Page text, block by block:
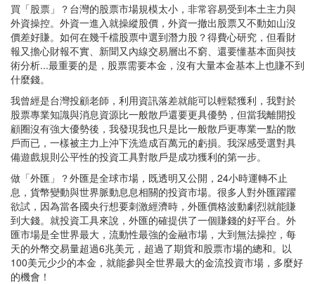
買「股票」？台灣的股票市場規模太小，非常容易受到本土主力與
外資操控。外資一進入就操縱股價，外資一撤出股票又不動如山沒
價差好賺。如何在幾千檔股票中選到潛力股？得費心研究，但看財
報又擔心財報不實、新聞又內線交易層出不窮、還要懂基本面與技
術分析...最重要的是，股票需要本金，沒有大量本金基本上也賺不到
什麼錢。
我曾經是台灣投顧老師，利用資訊落差就能可以輕鬆獲利，我對於
股票專業知識與消息資源比一般散戶還要更具優勢，但當我離開投
顧圈沒有強大優勢後，我發現我也只是比一般散戶更專業一點的散
戶而已，一樣被主力上沖下洗造成百萬元的虧損。我深感受選對具
備遊戲規則公平性的投資工具對散戶是成功獲利的第一步。
​​做「外匯」？外匯是全球市場，既透明又公開，24小時運轉不止
息，貨幣變動與世界脈動息息相關的投資市場。很多人對外匯躍躍
欲試，因為當各國央行想要刺激經濟時，外匯價格波動劇烈就能賺
到大錢。就投資工具來說，外匯的確提供了一個賺錢的好平台。外
匯市場是全世界最大，流動性最強的金融市場，大到無法操控，每
天的外幣交易量超過6兆美元，超過了期貨和股票市場的總和。以
100美元少少的本金，就能參與全世界最大的金流投資市場，多麼好
的機會！